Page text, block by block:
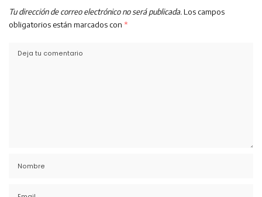
Tu dirección de correo electrónico no será publicada. Los campos
obligatorios están marcados con *